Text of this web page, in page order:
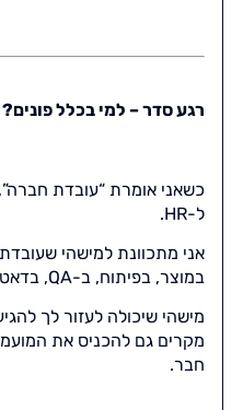
רגע סדר – למי בכלל פונים?
כשאני אומרת “עובדת
ל-HR.
אני מתכוונת למישהי
במוצר, בפיתוח, ב-QA, בדאטה, בפרודקט – לא משנה.
מישהי שיכולה לעזור לך
מקרים גם להכניס את
חבר.